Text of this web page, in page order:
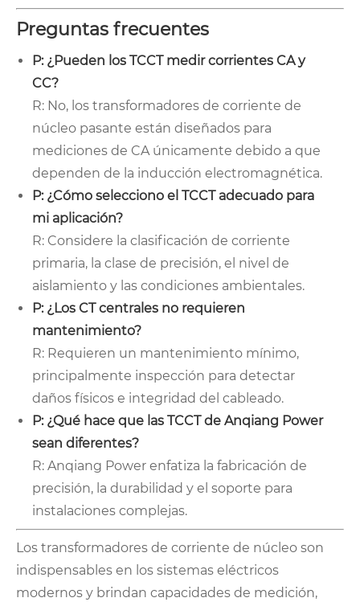
Preguntas frecuentes
P: ¿Pueden los TCCT medir corrientes CA y
CC?
R: No, los transformadores de corriente de
núcleo pasante están diseñados para
mediciones de CA únicamente debido a que
dependen de la inducción electromagnética.
P: ¿Cómo selecciono el TCCT adecuado para
mi aplicación?
R: Considere la clasificación de corriente
primaria, la clase de precisión, el nivel de
aislamiento y las condiciones ambientales.
P: ¿Los CT centrales no requieren
mantenimiento?
R: Requieren un mantenimiento mínimo,
principalmente inspección para detectar
daños físicos e integridad del cableado.
P: ¿Qué hace que las TCCT de Anqiang Power
sean diferentes?
R: Anqiang Power enfatiza la fabricación de
precisión, la durabilidad y el soporte para
instalaciones complejas.
Los transformadores de corriente de núcleo son
indispensables en los sistemas eléctricos
modernos y brindan capacidades de medición,